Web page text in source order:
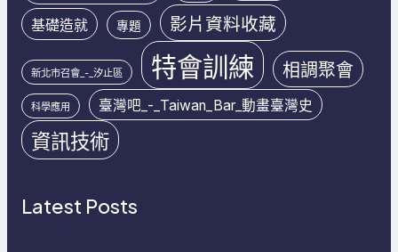
基礎造就 專題 影片資料收藏
新北市召會_-_汐止區 特會訓練 相調聚會
科學應用 臺灣吧_-_Taiwan_Bar_動畫臺灣史
資訊技術
Latest Posts